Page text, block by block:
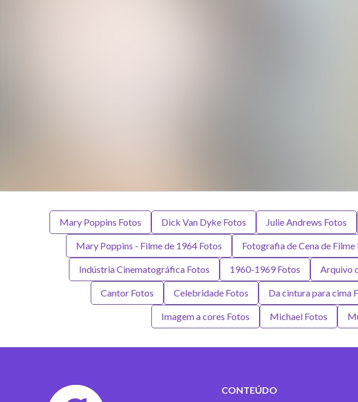
Mary Poppins Fotos Dick Van Dyke Fotos Julie Andrews Fotos
Mary Poppins - Filme de 1964 Fotos Fotografia de Cena de Filme
Indústria Cinematográfica Fotos 1960-1969 Fotos Arquivo
Cantor Fotos Celebridade Fotos Da cintura para cima
Imagem a cores Fotos Michael Fotos
CONTEÚDO